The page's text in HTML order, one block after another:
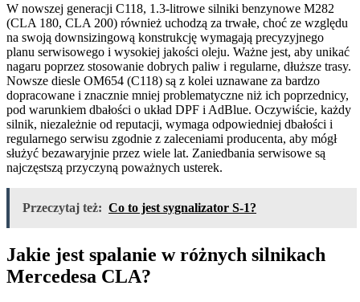
W nowszej generacji C118, 1.3-litrowe silniki benzynowe M282
(CLA 180, CLA 200) również uchodzą za trwałe, choć ze względu
na swoją downsizingową konstrukcję wymagają precyzyjnego
planu serwisowego i wysokiej jakości oleju. Ważne jest, aby unikać
nagaru poprzez stosowanie dobrych paliw i regularne, dłuższe trasy.
Nowsze diesle OM654 (C118) są z kolei uznawane za bardzo
dopracowane i znacznie mniej problematyczne niż ich poprzednicy,
pod warunkiem dbałości o układ DPF i AdBlue. Oczywiście, każdy
silnik, niezależnie od reputacji, wymaga odpowiedniej dbałości i
regularnego serwisu zgodnie z zaleceniami producenta, aby mógł
służyć bezawaryjnie przez wiele lat. Zaniedbania serwisowe są
najczęstszą przyczyną poważnych usterek.
Przeczytaj też: Co to jest sygnalizator S-1?
Jakie jest spalanie w różnych silnikach
Mercedesa CLA?